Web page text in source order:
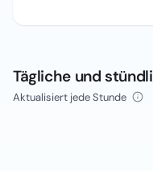
Tägliche und
Aktualisiert jede Stunde